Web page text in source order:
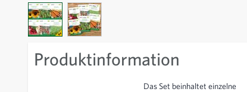
View larger imageView larger image
Produktinformation
Das Set beinhaltet einzelne